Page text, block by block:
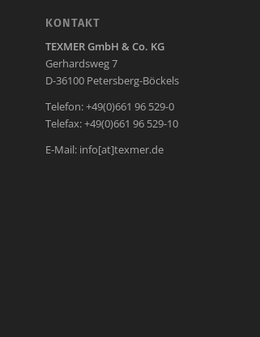
KONTAKT
TEXMER GmbH & Co. KG
Gerhardsweg 7
D-36100 Petersberg-Böckels
Telefon: +49(0)661 96 529-0
Telefax: +49(0)661 96 529-10
E-Mail: info[at]texmer.de